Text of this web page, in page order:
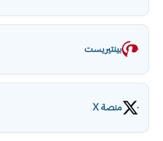
بينتيريست
منصة X